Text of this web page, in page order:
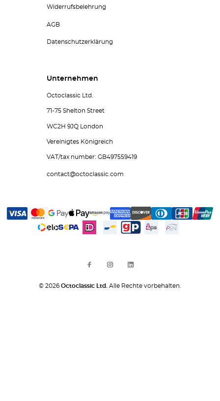
Widerrufsbelehrung
AGB
Datenschutzerklärung
Unternehmen
Octoclassic Ltd.
71-75 Shelton Street
WC2H 9JQ London
Vereinigtes Königreich
VAT/tax number: GB497559419
contact@octoclassic.com
© 2026 Octoclassic Ltd. Alle Rechte vorbehalten.